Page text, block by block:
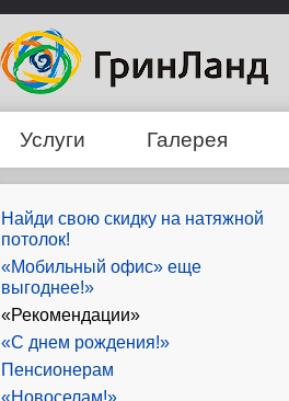
Услуги Галерея
Найди свою скидку на натяжной
потолок!
«Мобильный офис» еще
выгоднее!»
«Рекомендации»
«С днем рождения!»
Пенсионерам
«Новоселам!»